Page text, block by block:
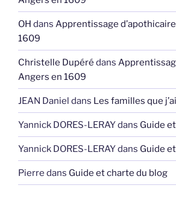
OH dans Apprentissage
1609
Christelle Dupéré dans
Angers en 1609
JEAN Daniel dans Les familles que
Yannick DORES-LERAYdans Guide
Yannick DORES-LERAYdans Guide
Pierre dans Guide et charte du blog